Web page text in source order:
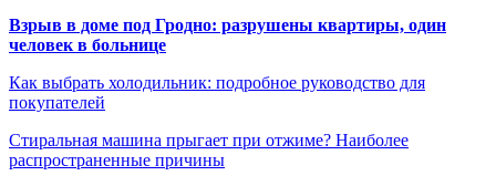
Взрыв в доме под Гродно: разрушены квартиры, один
человек в больнице
Как выбрать холодильник: подробное руководство для
покупателей
Стиральная машина прыгает при отжиме? Наиболее
распространенные причины